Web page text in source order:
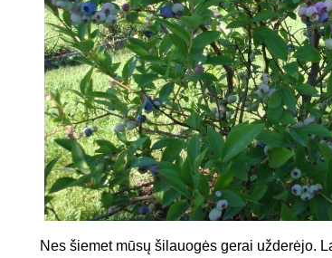
Nes šiemet mūsų šilauogės gerai užderėjo.